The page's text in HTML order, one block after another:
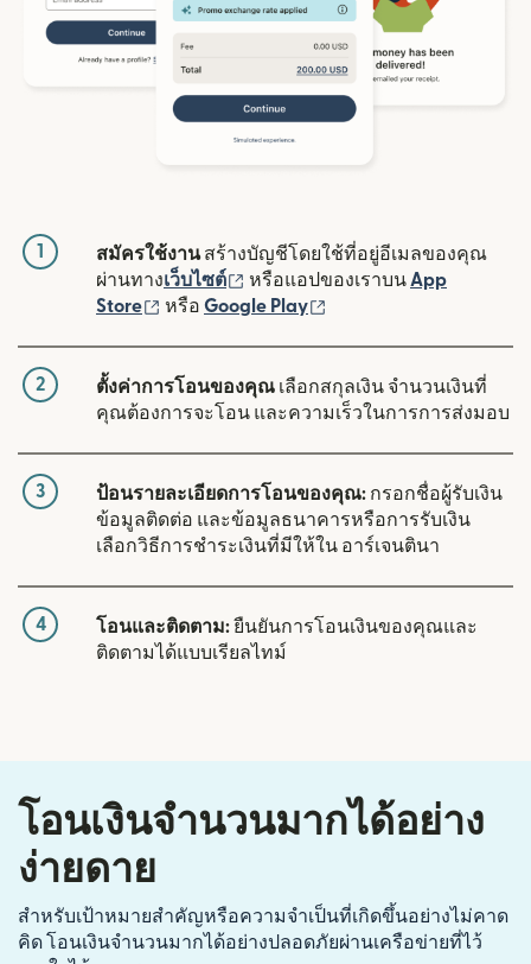
1 สมัครใช้งานสร้างบัญชีโดยใช้ที่อยู่อีเมลของคุณ
ผ่านทางเว็บไซต์ (เปิดในหน้าต่างใหม่)
หรือแอปของเราบน App
Store
(เปิดในหน้าต่างใหม่)
หรือ Google Play
2 ตั้งค่าการโอนของคุณ เลือกสกุลเงิน จำนวนเงินที่
คุณต้องการจะโอน และความเร็วในการการส่งมอบ
3 ป้อนรายละเอียดการโอนของคุณ: กรอกชื่อผู้รับเงิน
ข้อมูลติดต่อ และข้อมูลธนาคารหรือการรับเงิน
เลือกวิธีการชำระเงินที่มีให้ใน อาร์เจนตินา
4 โอนและติดตาม:ยืนยันการโอนเงินของคุณและ
ติดตามได้แบบเรียลไทม์
โอนเงินจำนวนมากได้อย่าง
ง่ายดาย
สำหรับเป้าหมายสำคัญหรือความจำเป็นที่เกิดขึ้นอย่างไม่คาด
คิด โอนเงินจำนวนมากได้อย่างปลอดภัยผ่านเครือข่ายที่ไว้